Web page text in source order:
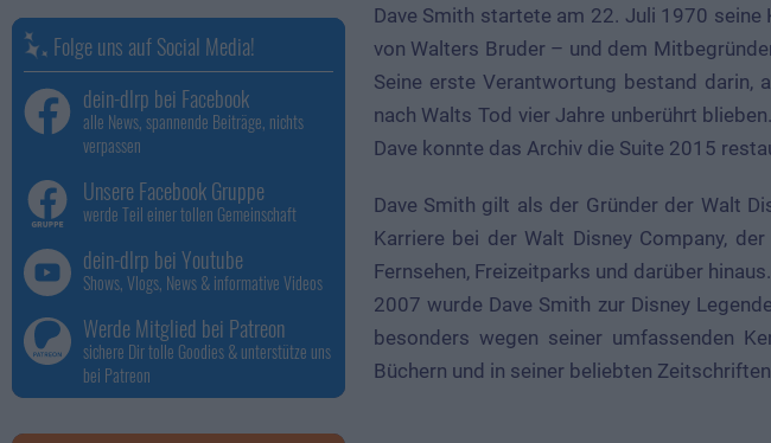
Dave Smith startete am 22. Juli 1970 seine
von Walters Bruder – und dem
Seine erste Verantwortung bestand darin,
nach Walts Tod vier Jahre unberührt
Dave konnte das Archiv die Suite 2015
Dave Smith gilt als der Gründer der Walt
Karriere bei der Walt Disney Company,
Fernsehen, Freizeitparks und darüber
2007 wurde Dave Smith zur Disney
besonders wegen seiner umfassenden
Büchern und in seiner beliebten
Folge uns auf Social Media!
dein-dlrp bei Facebook
alle News, spannende Beiträge, nichts
verpassen
Unsere Facebook Gruppe
werde Teil einer tollen Gemeinschaft
dein-dlrp bei Youtube
Shows, Vlogs, News & informative Videos
Werde Mitglied bei Patreon
sichere Dir tolle Goodies & unterstütze uns
bei Patreon